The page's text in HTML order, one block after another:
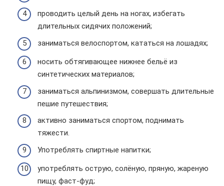
проводить целый день на ногах, избегать
длительных сидячих положений;
заниматься велоспортом, кататься на лошадях;
носить обтягивающее нижнее бельё из
синтетических материалов;
заниматься альпинизмом, совершать длительные
пешие путешествия;
активно заниматься спортом, поднимать
тяжести.
Употреблять спиртные напитки;
употреблять острую, солёную, пряную, жареную
пищу, фаст-фуд;